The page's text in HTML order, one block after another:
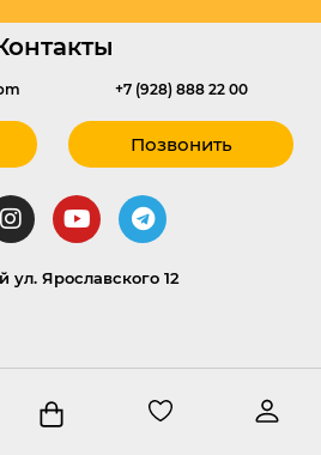
+7 (928) 888 22 00
Позвонить
ул. Ярославского 12